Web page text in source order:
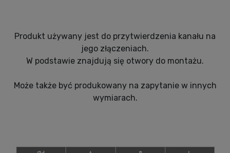
Produkt używany jest do przytwierdzenia kanału na
jego złączeniach.
W podstawie znajdują się otwory do montażu.
Może także być produkowany na zapytanie w innych
wymiarach.